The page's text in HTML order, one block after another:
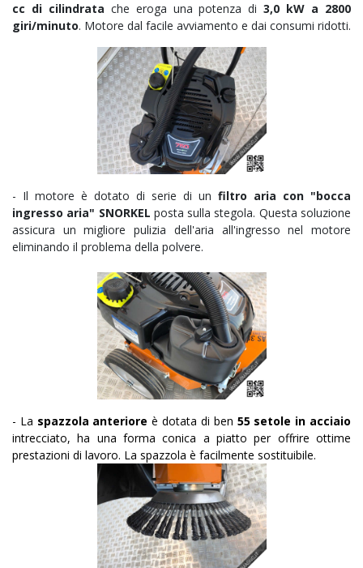
cc di cilindrata che eroga una potenza di3,0 kW a 2800
giri/minuto. Motore dal facile avviamento e dai consumi ridotti.
- Il motore è dotato di serie di un filtro aria con "bocca
ingresso aria" SNORKEL posta sulla stegola. Questa soluzione
assicura un migliore pulizia dell'aria all'ingresso nel motore
eliminando il problema della polvere.
- La spazzola anteriore è dotata di ben 55 setole in acciaio
intrecciato, ha una forma conica a piatto per offrire ottime
prestazioni di lavoro. La spazzola è facilmente sostituibile.